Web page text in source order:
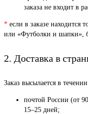
заказа не входит в
* если в заказе находится
или «Футболки и шапки»,
2. Доставка в
Заказ высылается в
почтой России (от
15–25 дней;